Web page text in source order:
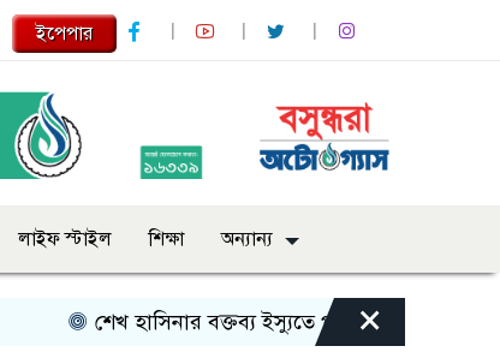
ইপেপার
লাইফ স্টাইল শিক্ষা অন্যান্য
শেখ হাসিনার বক্তব্য ইস্যুতে পররাষ্ট্র মন্ত্রণালয়ের বিবৃতি
×